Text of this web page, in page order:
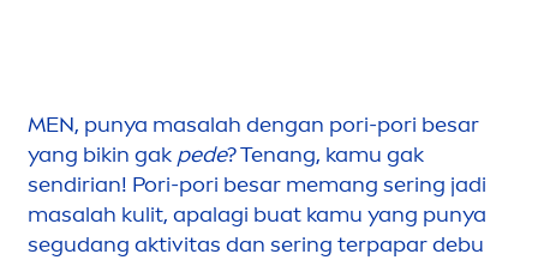
MEN, punya masalah dengan pori-pori besar
yang bikin gak pede? Tenang, kamu gak
sendirian! Pori-pori besar memang sering jadi
masalah kulit, apalagi buat kamu yang punya
segudang aktivitas dan sering terpapar debu